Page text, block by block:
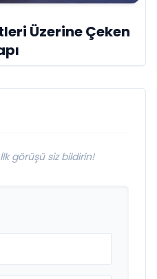
Üzerine Çeken
görüşü siz bildirin!